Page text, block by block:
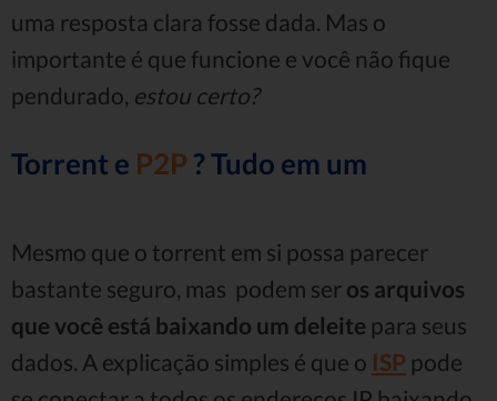
uma resposta clara fosse dada. Mas o
importante é que funcione e você não fique
pendurado, estou certo?
Torrent e P2P ? Tudo em um
Mesmo que o torrent em si possa parecer
bastante seguro, mas podem ser os arquivos
que você está baixando um deleite para seus
dados. A explicação simples é que o ISP pode